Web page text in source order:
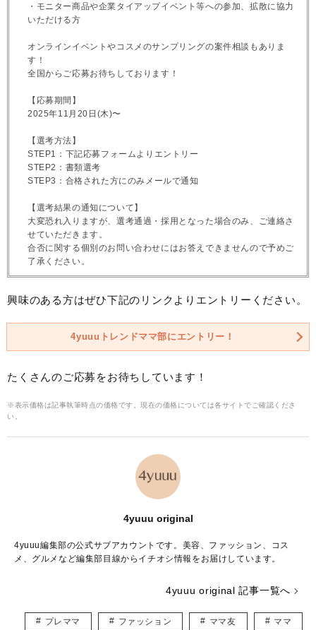
・モニター商品や企業タイアップイベント等への参加、拡散に協力
いただける方
オンラインイベントやコスメのサンプリングの案件相談もありま
す！
全国からご応募お待ちしております！
【応募期間】
2025年11月20日(木)〜
【選考方法】
STEP1：下記応募フォームよりエントリー
STEP2：書類選考
STEP3：合格された方にのみメールで通知
【選考結果の通知について】
大変恐れ入りますが、選考通過・採用となった場合のみ、ご連絡さ
せていただきます。
合否に関する個別のお問い合わせにはお答えできませんので予めご
了承ください。
興味のある方はぜひ下記のリンクよりエントリーください。
4yuuuトレンドママ部にエントリー！
たくさんのご応募をお待ちしています！
※表示価格は記事執筆時点の価格です。現在の価格については各サイトでご確認くださ
い。
4yuuu original
4yuuu編集部の公式サブアカウントです。美容、ファッション、コス
メ、グルメなど編集部目線からイチオシ情報をお届けしています。
4yuuu original 記事一覧へ
プレママ ファッション ママ友 ママ